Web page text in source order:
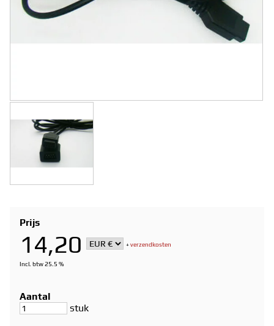
Prijs
14,20 +verzendkosten
Incl. btw 25.5 %
Aantal
stuk